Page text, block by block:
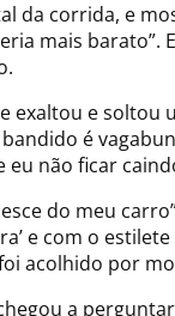
da corrida, e
mais
exaltou e
é
não ficar
do meu
e com o
acolhido por
a